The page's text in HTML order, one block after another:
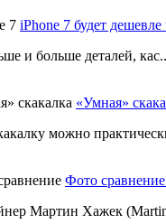
iPhone 7 будет
и больше деталей,
«Умная»
можно
Фото
Мартин Хажек